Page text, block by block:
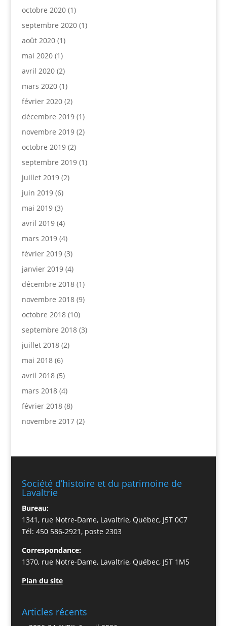
octobre 2020(1)
septembre 2020(1)
août 2020(1)
mai 2020(1)
avril 2020(2)
mars 2020(1)
février 2020(2)
décembre 2019(1)
novembre 2019(2)
octobre 2019(2)
septembre 2019(1)
juillet 2019(2)
juin 2019(6)
mai 2019(3)
avril 2019(4)
mars 2019(4)
février 2019(3)
janvier 2019(4)
décembre 2018(1)
novembre 2018(9)
octobre 2018(10)
septembre 2018(3)
juillet 2018(2)
mai 2018(6)
avril 2018(5)
mars 2018(4)
février 2018(8)
novembre 2017(2)
Société d’histoire et du patrimoine de
Lavaltrie
Bureau:
1341, rue Notre-Dame, Lavaltrie, Québec, J5T 0C7
Tél: 450 586-2921, poste 2303
Correspondance:
1370, rue Notre-Dame, Lavaltrie, Québec, J5T 1M5
Plan du site
Articles récents